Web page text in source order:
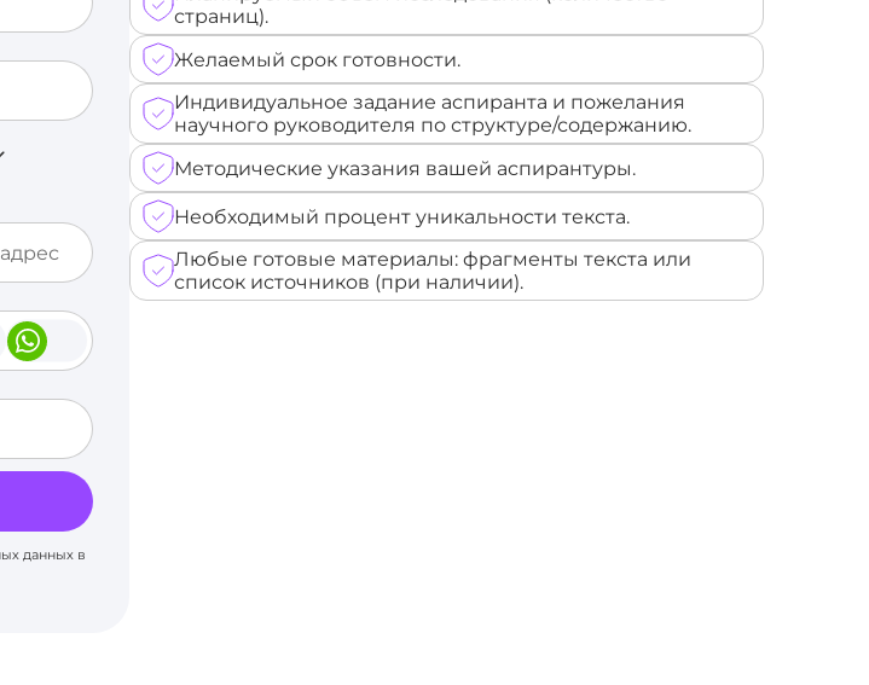
страниц).
Желаемый срок готовности.
Индивидуальное задание аспиранта и пожелания
научного руководителя по структуре/содержанию.
Методические указания вашей аспирантуры.
Необходимый процент уникальности текста.
Любые готовые материалы: фрагменты текста или
список источников (при наличии).
данных в